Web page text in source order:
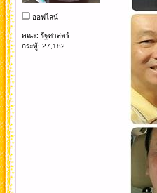
ออฟไลน์
คณะ: รัฐศาสตร์
กระทู้: 27,182